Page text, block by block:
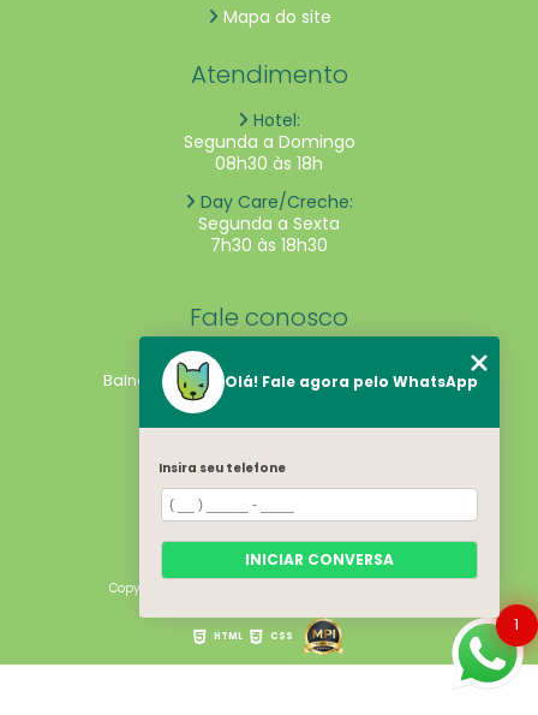
Mapa do site
Atendimento
Hotel:
Segunda a Domingo
08h30 às 18h
Day Care/Creche:
Segunda a Sexta
7h30 às 18h30
Fale conosco
Rua Israel, 101 - Nações
Balneário Camboriú - SC - CEP: 88338-270
(47) 2033-9460
CNPJ:29.011.924/0001-75
Copyright © Dog Evolution. (Lei 9610 de 19/02/1998)
HTML CSS
1
Olá! Fale agora pelo WhatsApp
Insira seu telefone
INICIAR CONVERSA